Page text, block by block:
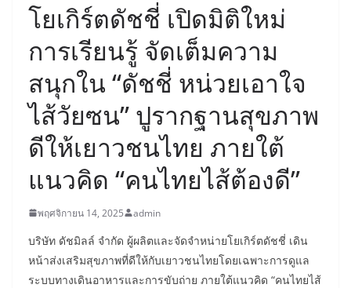
โยเกิร์ตดัชชี่ เปิดมิติใหม่
การเรียนรู้ จัดเต็มความ
สนุกใน “ดัชชี่ หน่วยเอาใจ
ไส้วัยซน” ปูรากฐานสุขภาพ
ดีให้เยาวชนไทย ภายใต้
แนวคิด “คนไทยไส้ต้องดี”
พฤศจิกายน 14, 2025 admin
บริษัท ดัชมิลล์ จำกัด ผู้ผลิตและจัดจำหน่ายโยเกิร์ตดัชชี่ เดิน
หน้าส่งเสริมสุขภาพที่ดีให้กับเยาวชนไทยโดยเฉพาะการดูแล
ระบบทางเดินอาหารและการขับถ่าย ภายใต้แนวคิด “คนไทยไส้